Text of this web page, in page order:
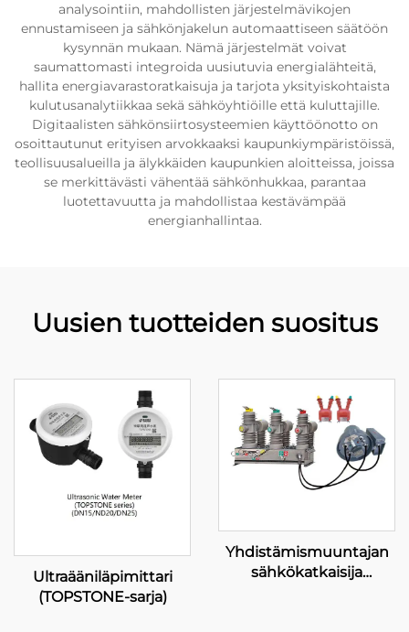
analysointiin, mahdollisten järjestelmävikojen
ennustamiseen ja sähkönjakelun automaattiseen säätöön
kysynnän mukaan. Nämä järjestelmät voivat
saumattomasti integroida uusiutuvia energialähteitä,
hallita energiavarastoratkaisuja ja tarjota yksityiskohtaista
kulutusanalytiikkaa sekä sähköyhtiöille että kuluttajille.
Digitaalisten sähkönsiirtosysteemien käyttöönotto on
osoittautunut erityisen arvokkaaksi kaupunkiympäristöissä,
teollisuusalueilla ja älykkäiden kaupunkien aloitteissa, joissa
se merkittävästi vähentää sähkönhukkaa, parantaa
luotettavuutta ja mahdollistaa kestävämpää
energianhallintaa.
Uusien tuotteiden suositus
Ultraääniläpimittari
(TOPSTONE-sarja)
Yhdistämismuuntajan
sähkökatkaisija